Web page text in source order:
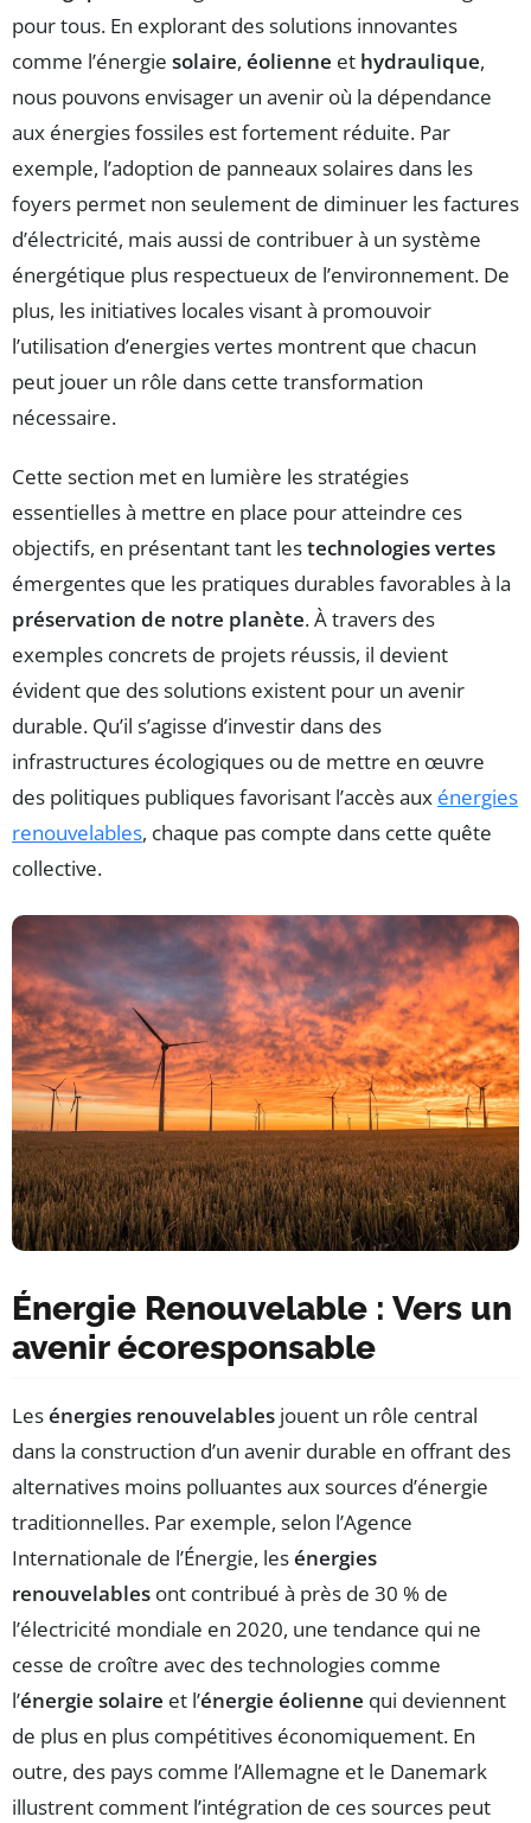
pour tous. En explorant des solutions innovantes
comme l’énergie solaire, éolienne et hydraulique,
nous pouvons envisager un avenir où la dépendance
aux énergies fossiles est fortement réduite. Par
exemple, l’adoption de panneaux solaires dans les
foyers permet non seulement de diminuer les factures
d’électricité, mais aussi de contribuer à un système
énergétique plus respectueux de l’environnement. De
plus, les initiatives locales visant à promouvoir
l’utilisation d’energies vertes montrent que chacun
peut jouer un rôle dans cette transformation
nécessaire.
Cette section met en lumière les stratégies
essentielles à mettre en place pour atteindre ces
objectifs, en présentant tant lestechnologies vertes
émergentes que les pratiques durables favorables à la
préservation de notre planète. À travers des
exemples concrets de projets réussis, il devient
évident que des solutions existent pour un avenir
durable. Qu’il s’agisse d’investir dans des
infrastructures écologiques ou de mettre en œuvre
des politiques publiques favorisant l’accès aux énergies
renouvelables, chaque pas compte dans cette quête
collective.
Énergie Renouvelable : Vers un
avenir écoresponsable
Lesénergies renouvelables jouent un rôle central
dans la construction d’un avenir durable en offrant des
alternatives moins polluantes aux sources d’énergie
traditionnelles. Par exemple, selon l’Agence
Internationale de l’Énergie, lesénergies
renouvelables ont contribué à près de 30 % de
l’électricité mondiale en 2020, une tendance qui ne
cesse de croître avec des technologies comme
l’énergie solaire et l’énergie éolienne qui deviennent
de plus en plus compétitives économiquement. En
outre, des pays comme l’Allemagne et le Danemark
illustrent comment l’intégration de ces sources peut